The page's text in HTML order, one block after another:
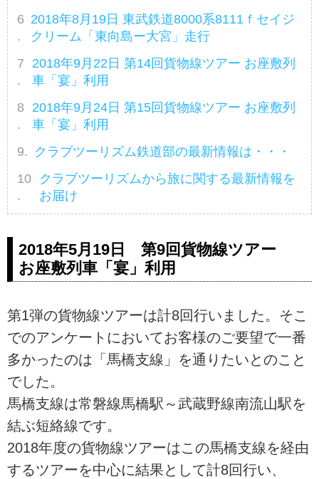
2018年8月19日 東武鉄道8000系8111ｆセイジ
クリーム「東向島ー大宮」走行
2018年9月22日 第14回貨物線ツアー お座敷列
車「宴」利用
2018年9月24日 第15回貨物線ツアー お座敷列
車「宴」利用
クラブツーリズム鉄道部の最新情報は・・・
クラブツーリズムから旅に関する最新情報を
お届け
2018年5月19日 第9回貨物線ツアー
お座敷列車「宴」利用
第1弾の貨物線ツアーは計8回行いました。そこ
でのアンケートにおいてお客様のご要望で一番
多かったのは「馬橋支線」を通りたいとのこと
でした。
馬橋支線は常磐線馬橋駅～武蔵野線南流山駅を
結ぶ短絡線です。
2018年度の貨物線ツアーはこの馬橋支線を経由
するツアーを中心に結果として計8回行い、